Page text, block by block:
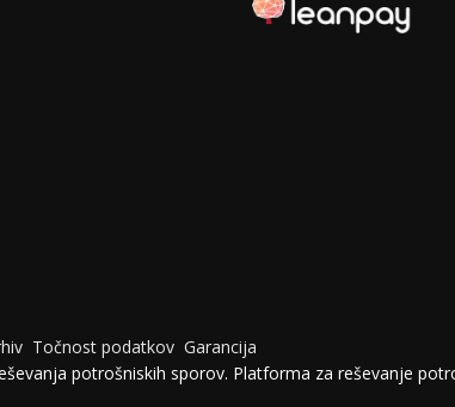
Točnost podatkov Garancija
potrošniskih sporov. Platforma za reševanje